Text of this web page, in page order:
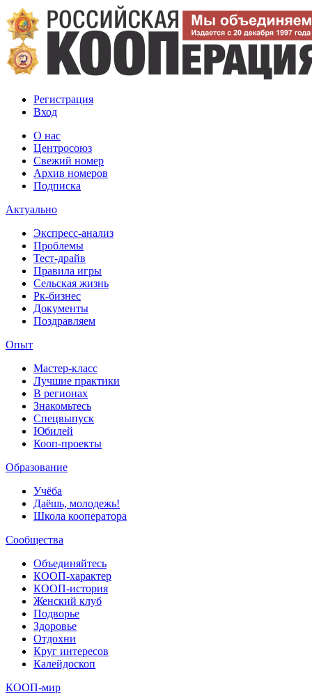
Регистрация
Вход
О нас
Центросоюз
Свежий номер
Архив номеров
Подписка
Актуально
Экспресс-анализ
Проблемы
Тест-драйв
Правила игры
Сельская жизнь
Рк-бизнес
Документы
Поздравляем
Опыт
Мастер-класс
Лучшие практики
В регионах
Знакомьтесь
Спецвыпуск
Юбилей
Кооп-проекты
Образование
Учёба
Даёшь, молодежь!
Школа кооператора
Сообщества
Объединяйтесь
КООП-характер
КООП-история
Женский клуб
Подворье
Здоровье
Отдохни
Круг интересов
Калейдоскоп
КООП-мир